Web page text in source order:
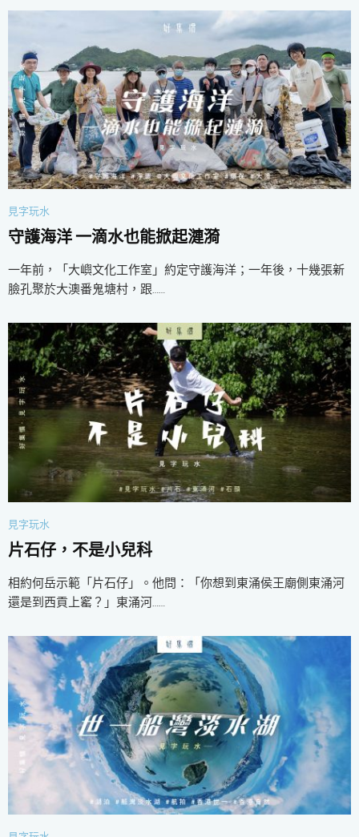
見字玩水
守護海洋 一滴水也能掀起漣漪
一年前，「大嶼文化工作室」約定守護海洋；一年後，十幾張新
臉孔聚於大澳番鬼塘村，跟……
見字玩水
片石仔，不是小兒科
相約何岳示範「片石仔」。他問：「你想到東涌侯王廟側東涌河
還是到西貢上窰？」東涌河……